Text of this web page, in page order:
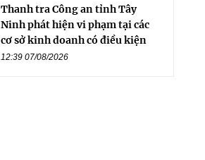
Thanh tra Công an tỉnh Tây
Ninh phát hiện vi phạm tại các
cơ sở kinh doanh có điều kiện
12:39 07/08/2026